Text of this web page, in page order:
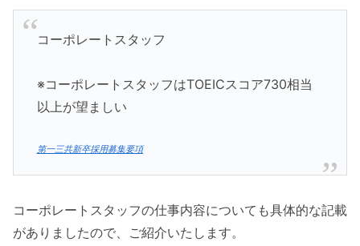
コーポレートスタッフ
※コーポレートスタッフはTOEICスコア730相当
以上が望ましい
第一三共新卒採用募集要項
コーポレートスタッフの仕事内容についても具体的な記載
がありましたので、ご紹介いたします。